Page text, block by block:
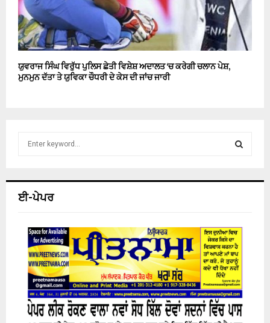
ਯੁਵਰਾਜ ਸਿੰਘ ਵਿਰੁੱਧ ਪੁਲਿਸ ਛੇਤੀ ਵਿਸ਼ੇਸ਼ ਅਦਾਲਤ ‘ਚ ਕਰੇਗੀ ਚਲਾਨ ਪੇਸ਼,
ਮੁਨਮੁਨ ਦੱਤਾ ਤੇ ਯੁਵਿਕਾ ਚੌਧਰੀ ਦੇ ਕੇਸ ਦੀ ਜਾਂਚ ਜਾਰੀ
h
C
H
ਈ-ਪੇਪਰ